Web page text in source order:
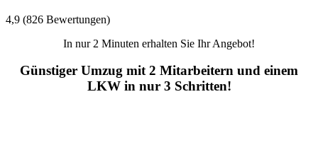
4,9 (826 Bewertungen)
In nur 2 Minuten erhalten Sie Ihr Angebot!
Günstiger Umzug mit 2 Mitarbeitern und einem
LKW in nur 3 Schritten!